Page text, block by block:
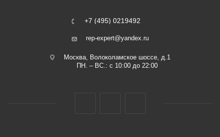
+7 (495) 0219492
rep-expert@yandex.ru
Москва, Волоколамское шоссе, д.1
ПН. – ВС.: с 10:00 до 22:00